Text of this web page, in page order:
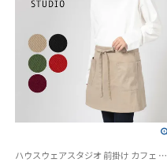
ハウスウェアスタジオ 前掛け カフェ 飲食店 レストラン ユニフォーム